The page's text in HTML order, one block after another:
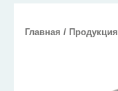
Главная / Продукция